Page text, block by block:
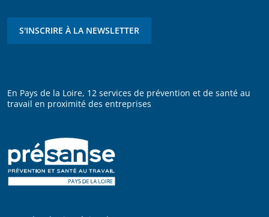
S'INSCRIRE À LA NEWSLETTER
En Pays de la Loire, 12 services de prévention et de santé au
travail en proximité des entreprises